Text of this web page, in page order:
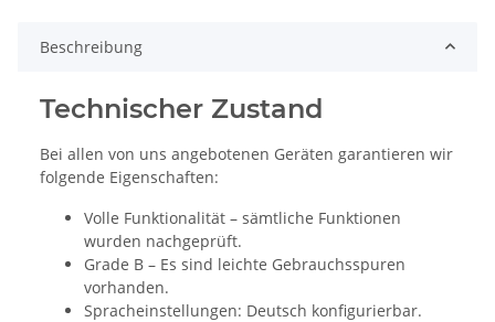
Beschreibung
Technischer Zustand
Bei allen von uns angebotenen Geräten garantieren wir
folgende Eigenschaften:
Volle Funktionalität – sämtliche Funktionen
wurden nachgeprüft.
Grade B – Es sind leichte Gebrauchsspuren
vorhanden.
Spracheinstellungen: Deutsch konfigurierbar.